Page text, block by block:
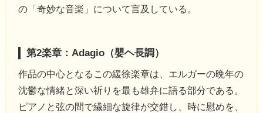
の「奇妙な音楽」について言及している。
第2楽章：Adagio（嬰ヘ長調）
作品の中心となるこの緩徐楽章は、エルガーの晩年の
沈鬱な情緒と深い祈りを最も雄弁に語る部分である。
ピアノと弦の間で繊細な旋律が交錯し、時に慰めを、